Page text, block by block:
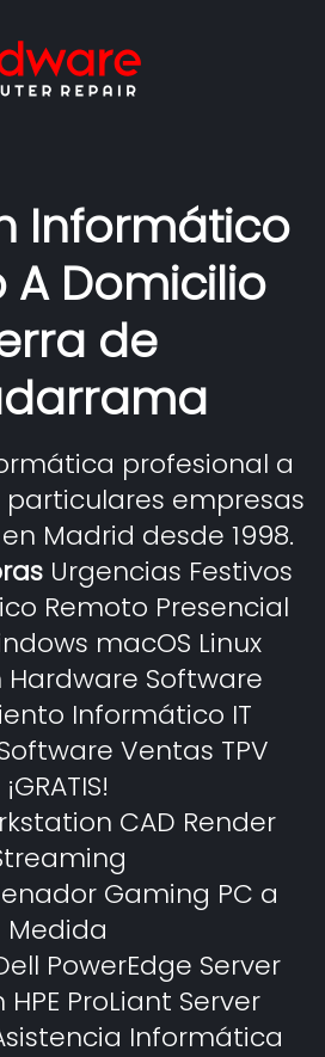
Informático
A Domicilio
de
profesional a
empresas
Madrid desde 1998.
Urgencias Festivos
Remoto Presencial
macOS Linux
Hardware Software
Informático IT
Ventas TPV
¡GRATIS!
CAD Render
Gaming PC a
Medida
PowerEdge Server
ProLiant Server
Informática